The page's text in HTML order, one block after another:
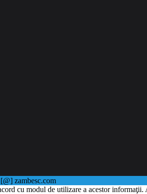
zambesc.com
cu modul de utilizare a acestor informaţii.